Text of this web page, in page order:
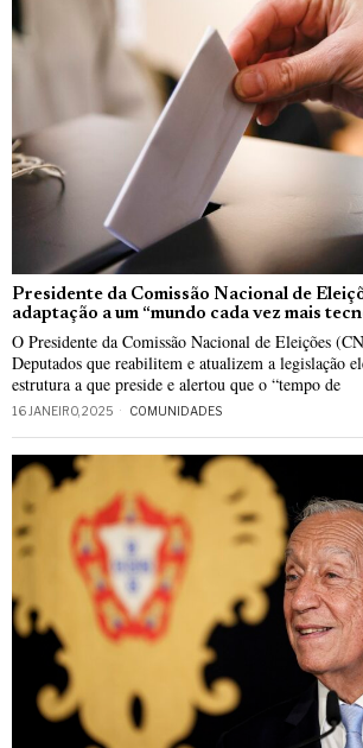
Presidente da Comissão Nacional de
adaptação a um “mundo cada vez mais
O Presidente da Comissão Nacional de Eleições
Deputados que reabilitem e atualizem a legislação
estrutura a que preside e alertou que o “tempo de
16 JANEIRO, 2025 COMUNIDADES